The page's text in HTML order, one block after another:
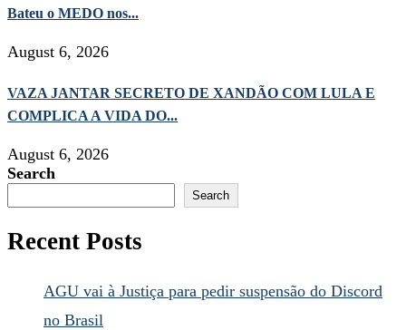
Bateu o MEDO nos...
August 6, 2026
VAZA JANTAR SECRETO DE XANDÃO COM LULA E
COMPLICA A VIDA DO...
August 6, 2026
Search
Search
Recent Posts
AGU vai à Justiça para pedir suspensão do Discord
no Brasil